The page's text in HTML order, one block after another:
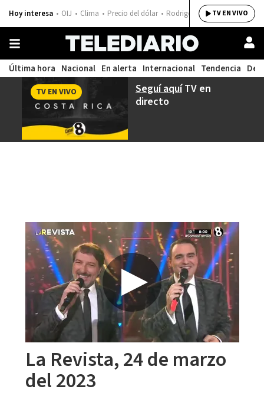
Hoy interesa OIJ Clima Precio del dólar Rodrigo ChavesTV EN VIVO
Última hora Nacional En alerta Internacional Tendencia
Seguí aquíTV en
directo
TV EN VIVO
La Revista, 24 de marzo
del 2023